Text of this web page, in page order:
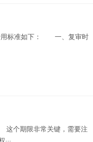
用标准如下： 一、复审时
个期限非常关键，需要注